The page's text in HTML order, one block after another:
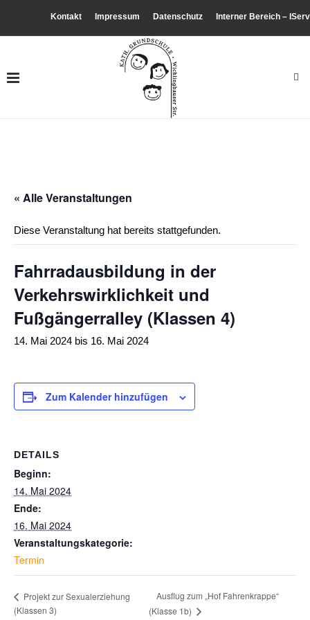
Kontakt Impressum Datenschutz Interner Bereich – IServ
« Alle Veranstaltungen
Diese Veranstaltung hat bereits stattgefunden.
Fahrradausbildung in der
Verkehrswirklichkeit und
Fußgängerralley (Klassen 4)
14. Mai 2024 bis 16. Mai 2024
Zum Kalender hinzufügen
DETAILS
Beginn:
14. Mai 2024
Ende:
16. Mai 2024
Veranstaltungskategorie:
Termin
Projekt zur Sexualerziehung
(Klassen 3)
Ausflug zum „Hof Fahrenkrappe“
(Klasse 1b)